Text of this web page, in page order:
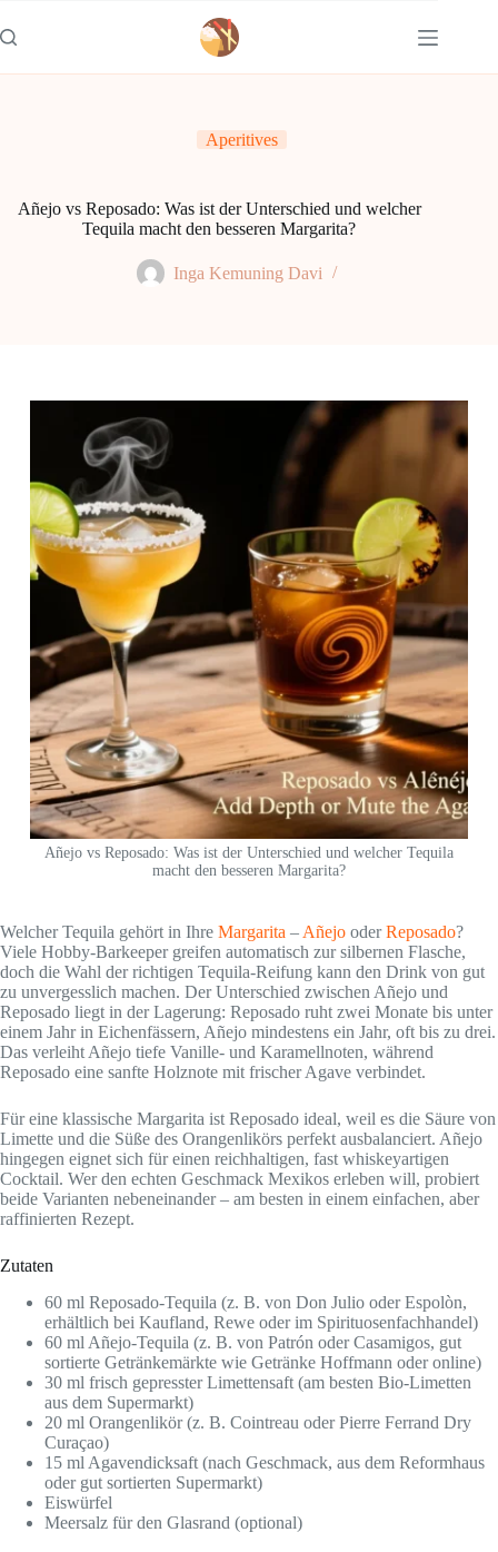
Inhalt
springen
Aperitives
Añejo vs Reposado: Was ist der Unterschied und welcher
Tequila macht den besseren Margarita?
Inga Kemuning Davi
Añejo vs Reposado: Was ist der Unterschied und welcher Tequila
macht den besseren Margarita?
Welcher Tequila gehört in Ihre Margarita – Añejo oderReposado?
Viele Hobby-Barkeeper greifen automatisch zur silbernen Flasche,
doch die Wahl der richtigen Tequila-Reifung kann den Drink von gut
zu unvergesslich machen. Der Unterschied zwischen Añejo und
Reposado liegt in der Lagerung: Reposado ruht zwei Monate bis unter
einem Jahr in Eichenfässern, Añejo mindestens ein Jahr, oft bis zu drei.
Das verleiht Añejo tiefe Vanille- und Karamellnoten, während
Reposado eine sanfte Holznote mit frischer Agave verbindet.
Für eine klassische Margarita ist Reposado ideal, weil es die Säure von
Limette und die Süße des Orangenlikörs perfekt ausbalanciert. Añejo
hingegen eignet sich für einen reichhaltigen, fast whiskeyartigen
Cocktail. Wer den echten Geschmack Mexikos erleben will, probiert
beide Varianten nebeneinander – am besten in einem einfachen, aber
raffinierten Rezept.
Zutaten
60 ml Reposado-Tequila (z. B. von Don Julio oder Espolòn,
erhältlich bei Kaufland, Rewe oder im Spirituosenfachhandel)
60 ml Añejo-Tequila (z. B. von Patrón oder Casamigos, gut
sortierte Getränkemärkte wie Getränke Hoffmann oder online)
30 ml frisch gepresster Limettensaft (am besten Bio-Limetten
aus dem Supermarkt)
20 ml Orangenlikör (z. B. Cointreau oder Pierre Ferrand Dry
Curaçao)
15 ml Agavendicksaft (nach Geschmack, aus dem Reformhaus
oder gut sortierten Supermarkt)
Eiswürfel
Meersalz für den Glasrand (optional)